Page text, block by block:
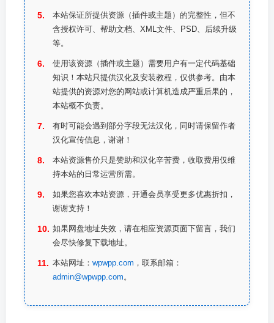
本站保证所提供资源（插件或主题）的完整性，但不
含授权许可、帮助文档、XML文件、PSD、后续升级
等。
使用该资源（插件或主题）需要用户有一定代码基础
知识！本站只提供汉化及安装教程，仅供参考。由本
站提供的资源对您的网站或计算机造成严重后果的，
本站概不负责。
有时可能会遇到部分字段无法汉化，同时请保留作者
汉化宣传信息，谢谢！
本站资源售价只是赞助和汉化辛苦费，收取费用仅维
持本站的日常运营所需。
如果您喜欢本站资源，开通会员享受更多优惠折扣，
谢谢支持！
如果网盘地址失效，请在相应资源页面下留言，我们
会尽快修复下载地址。
本站网址： wpwpp.com ，联系邮箱：
admin@wpwpp.com 。